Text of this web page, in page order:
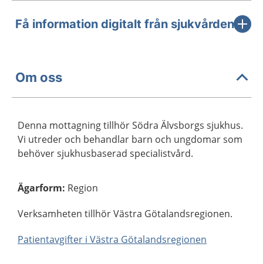
Få information digitalt från sjukvården
Om oss
Denna mottagning tillhör Södra Älvsborgs sjukhus.
Vi utreder och behandlar barn och ungdomar som
behöver sjukhusbaserad specialistvård.
Ägarform: Region
Verksamheten tillhör Västra Götalandsregionen.
Patientavgifter i Västra Götalandsregionen